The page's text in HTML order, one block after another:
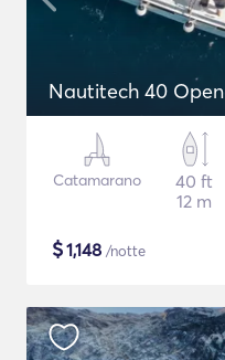
Nautitech 40 Open
Catamarano
40 ft
12 m
$1,148 /notte